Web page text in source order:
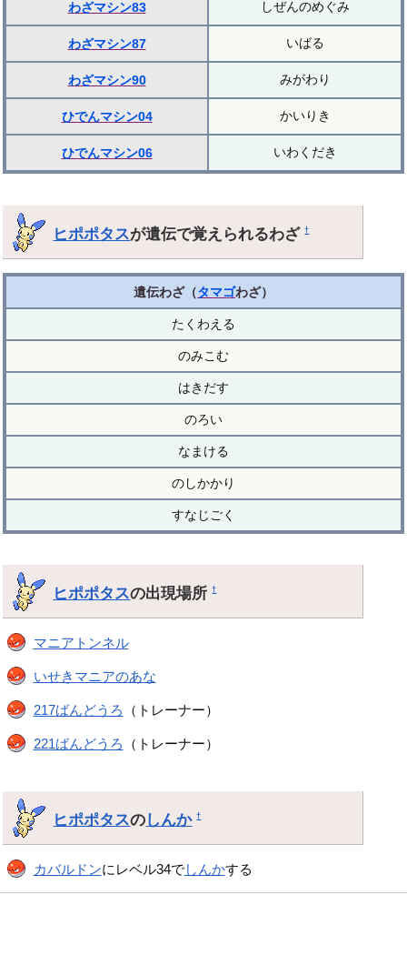
わざマシン83 しぜんのめぐみ
わざマシン87 いばる
わざマシン90 みがわり
ひでんマシン04 かいりき
ひでんマシン06 いわくだき
ヒポポタスが遺伝で覚えられるわざ†
遺伝わざ（タマゴわざ）
たくわえる
のみこむ
はきだす
のろい
なまける
のしかかり
すなじごく
ヒポポタスの出現場所†
マニアトンネル
いせきマニアのあな
217ばんどうろ （トレーナー）
221ばんどうろ （トレーナー）
ヒポポタスのしんか †
カバルドンにレベル34でしんかする